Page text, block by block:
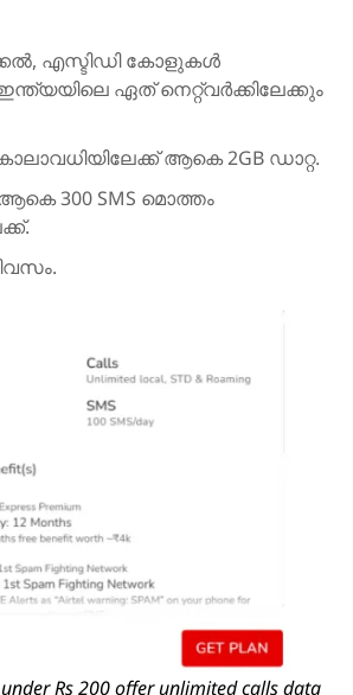
എസ്ടിഡി കോളുകൾ
ഏത് നെറ്റ്‌വർക്കിലേക്കും
ആകെ 2GB ഡാറ്റ.
300 SMS മൊത്തം
Rs 200 offer unlimited calls data